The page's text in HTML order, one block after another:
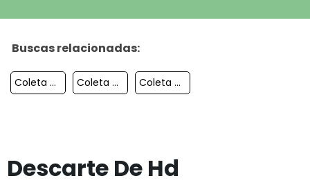
Buscas relacionadas:
Coleta De Caixa De Direção Coleta De Amortecedor Coleta De Ferro
Descarte De Hd